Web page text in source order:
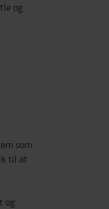
og
som
til at
og